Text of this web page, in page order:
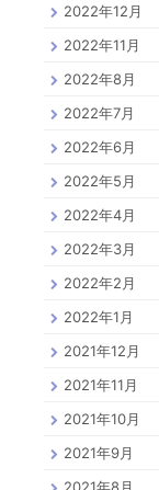
2022年12月
2022年11月
2022年8月
2022年7月
2022年6月
2022年5月
2022年4月
2022年3月
2022年2月
2022年1月
2021年12月
2021年11月
2021年10月
2021年9月